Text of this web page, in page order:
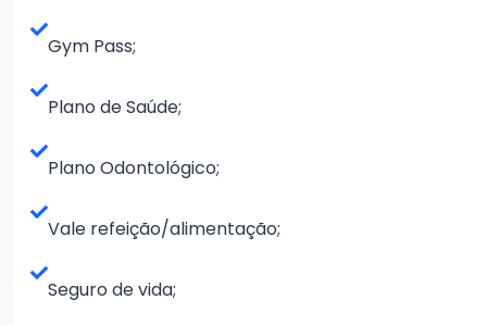
Gym Pass;
Plano de Saúde;
Plano Odontológico;
Vale refeição/alimentação;
Seguro de vida;